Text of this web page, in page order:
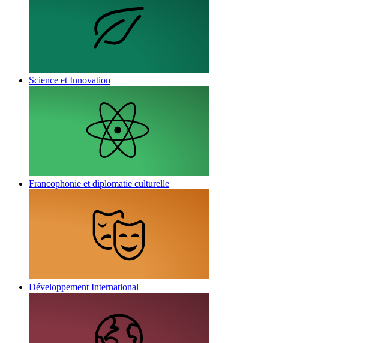
Science et Innovation
Francophonie et diplomatie culturelle
Développement International